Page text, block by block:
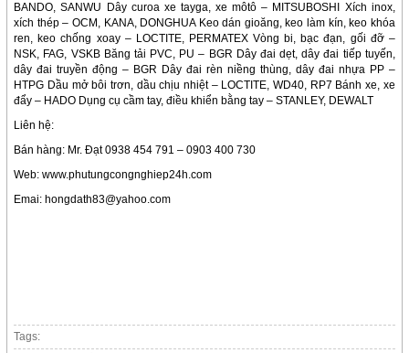
BANDO, SANWU Dây curoa xe tayga, xe môtô – MITSUBOSHI Xích inox,
xích thép – OCM, KANA, DONGHUA Keo dán gioăng, keo làm kín, keo khóa
ren, keo chống xoay – LOCTITE, PERMATEX Vòng bi, bạc đạn, gối đỡ –
NSK, FAG, VSKB Băng tải PVC, PU – BGR Dây đai dẹt, dây đai tiếp tuyến,
dây đai truyền động – BGR Dây đai rèn niềng thùng, dây đai nhựa PP –
HTPG Dầu mở bôi trơn, dầu chịu nhiệt – LOCTITE, WD40, RP7 Bánh xe, xe
đẩy – HADO Dụng cụ cầm tay, điều khiển bằng tay – STANLEY, DEWALT
Liên hệ:
Bán hàng: Mr. Đạt 0938 454 791 – 0903 400 730
Web: www.phutungcongnghiep24h.com
Emai: hongdath83@yahoo.com
Tags: